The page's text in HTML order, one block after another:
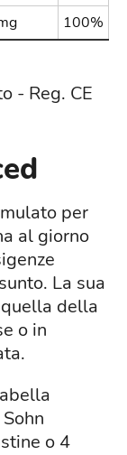
100%
- Reg. CE
per
al giorno
La sua
della
o in
o 4